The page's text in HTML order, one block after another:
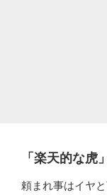
「楽天的な虎」
頼まれ事はイヤ